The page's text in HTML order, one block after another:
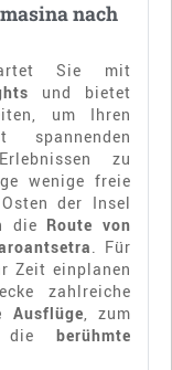
nach
Sie mit
und bietet
um Ihren
zu
wenige freie
der Insel
die Route von
. Für
Zeit einplanen
zahlreiche
Ausflüge, zum
dieberühmte